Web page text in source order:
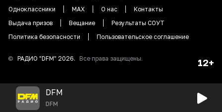
Одноклассники
MAX О нас
Контакты
Выдача призов
Вещание
Результаты СОУТ
Политика безопасности
Пользовательское соглашение
© РАДИО "DFM" 2026. Все права защищены. 12+
DFM
DFM